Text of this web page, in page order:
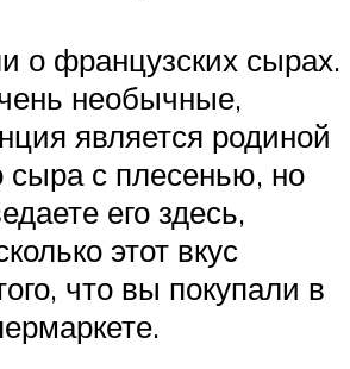
о французских сырах.
необычные,
является родиной
сыра с плесенью, но
его здесь,
этот вкус
что вы покупали в